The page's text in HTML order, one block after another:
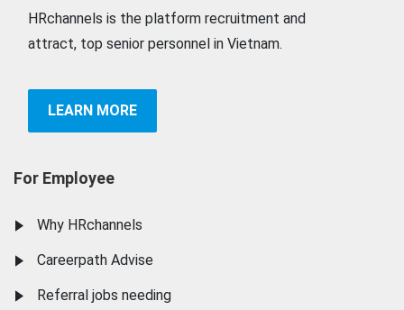
HRchannels is the platform recruitment and
attract, top senior personnel in Vietnam.
LEARN MORE
For Employee
Why HRchannels
Careerpath Advise
Referral jobs needing